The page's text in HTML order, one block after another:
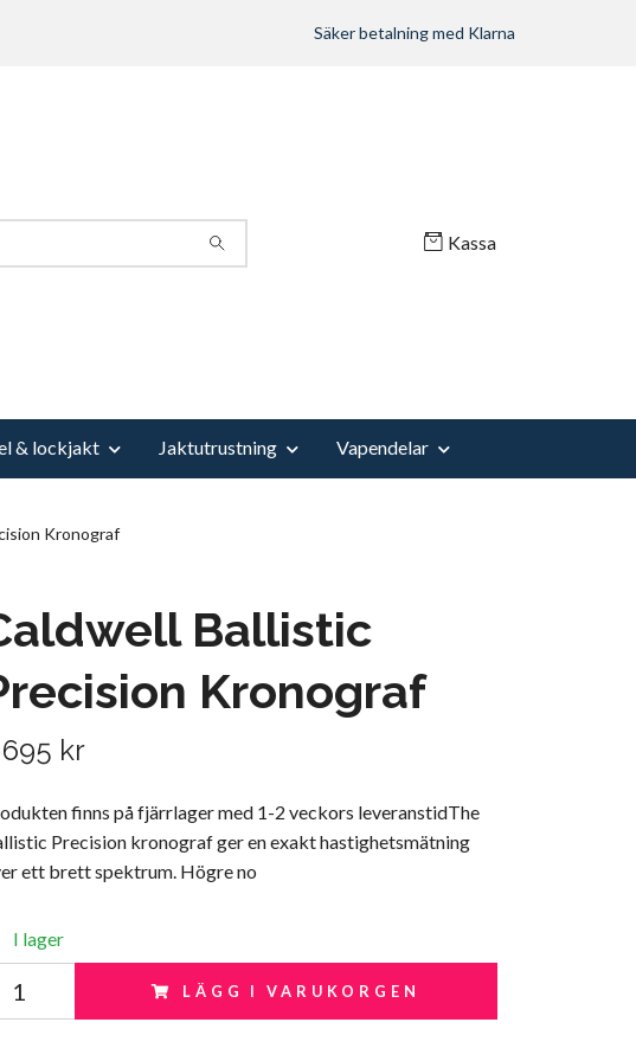
Säker betalning med Klarna
Kassa
& lockjakt Jaktutrustning Vapendelar
Kronograf
Ballistic
Kronograf
kr
finns på fjärrlager med 1-2 veckors leveranstidThe
Precision kronograf ger en exakt hastighetsmätning
ett brett spektrum. Högre no
I lager
LÄGG I VARUKORGEN